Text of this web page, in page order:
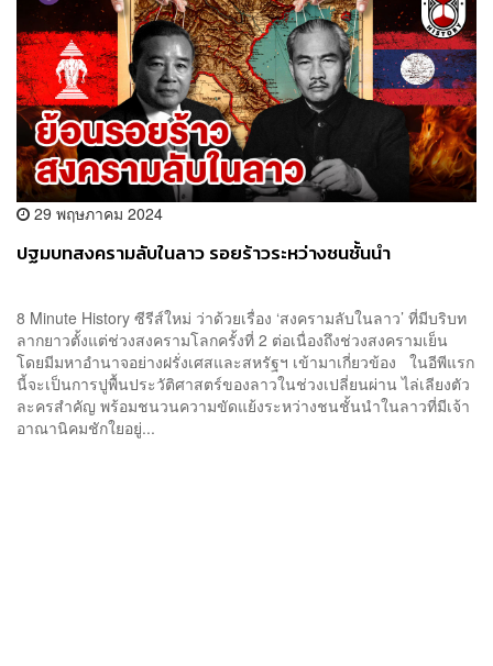
29 พฤษภาคม 2024
ปฐมบทสงครามลับในลาว รอยร้าวระหว่างชนชั้นนำ
8 Minute History ซีรีส์ใหม่ ว่าด้วยเรื่อง ‘สงครามลับในลาว’ ที่มีบริบท
ลากยาวตั้งแต่ช่วงสงครามโลกครั้งที่ 2 ต่อเนื่องถึงช่วงสงครามเย็น
โดยมีมหาอำนาจอย่างฝรั่งเศสและสหรัฐฯ เข้ามาเกี่ยวข้อง ในอีพีแรก
นี้จะเป็นการปูพื้นประวัติศาสตร์ของลาวในช่วงเปลี่ยนผ่าน ไล่เลียงตัว
ละครสำคัญ พร้อมชนวนความขัดแย้งระหว่างชนชั้นนำในลาวที่มีเจ้า
อาณานิคมชักใยอยู่...